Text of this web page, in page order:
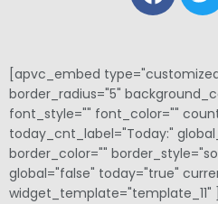
[apvc_embed
border_radius="5"
font_style="" font_color=""
today_cnt_label="Today:"
border_color=""
global="false" today="true"
widget_template="template_11" ]